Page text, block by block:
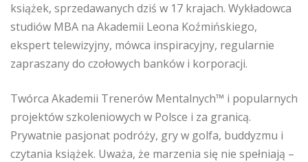
książek, sprzedawanych dziś w 17 krajach. Wykładowca
studiów MBA na Akademii Leona Koźmińskiego,
ekspert telewizyjny, mówca inspiracyjny, regularnie
zapraszany do czołowych banków i korporacji.
Twórca Akademii Trenerów Mentalnych™ i popularnych
projektów szkoleniowych w Polsce i za granicą.
Prywatnie pasjonat podróży, gry w golfa, buddyzmu i
czytania książek. Uważa, że marzenia się nie spełniają –